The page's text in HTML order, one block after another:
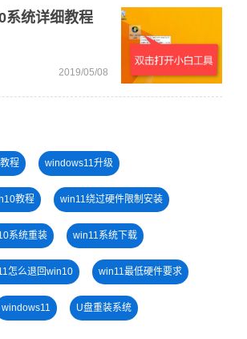
统详细教程
2019/05/08
程 windows11升级
教程 win11绕过硬件限制安装
系统重装 win11系统下载
怎么退回win10 win11最低硬件要求
windows11 U盘重装系统